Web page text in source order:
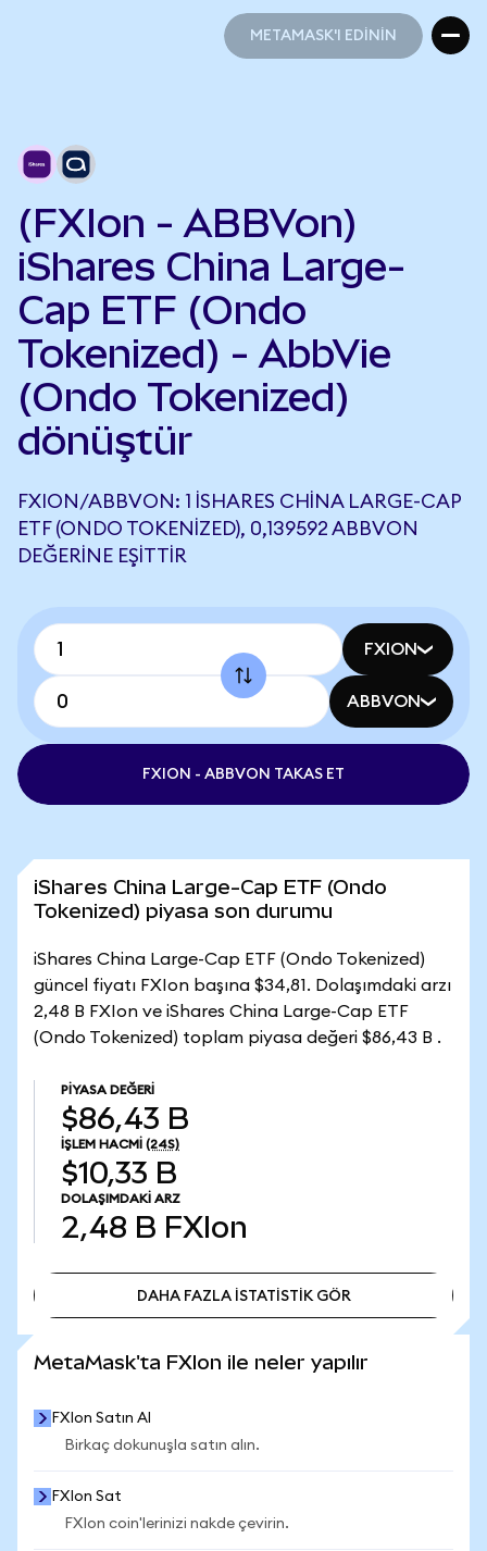
METAMASK'I EDİNİN
(FXIon - ABBVon)
iShares China Large-
Cap ETF (Ondo
Tokenized) - AbbVie
(Ondo Tokenized)
dönüştür
FXION/ABBVON: 1 ISHARES CHINA LARGE-CAP
ETF (ONDO TOKENIZED), 0,139592 ABBVON
DEĞERINE EŞITTIR
FXION
ABBVON
FXION - ABBVON TAKAS ET
iShares China Large-Cap ETF (Ondo
Tokenized) piyasa son durumu
iShares China Large-Cap ETF (Ondo Tokenized)
güncel fiyatı FXIon başına $34,81. Dolaşımdaki arzı
2,48 B FXIon ve iShares China Large-Cap ETF
(Ondo Tokenized) toplam piyasa değeri $86,43 B .
PIYASA DEĞERI
$86,43 B
İŞLEM HACMI (24S)
$10,33 B
DOLAŞIMDAKI ARZ
2,48 B FXIon
DAHA FAZLA İSTATİSTİK GÖR
MetaMask'ta FXIon ile neler yapılır
FXIon Satın Al
Birkaç dokunuşla satın alın.
FXIon Sat
FXIon coin'lerinizi nakde çevirin.